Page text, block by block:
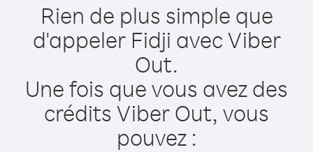
Rien de plus simple que
d'appeler Fidji avec Viber
Out.
Une fois que vous avez des
crédits Viber Out, vous
pouvez :